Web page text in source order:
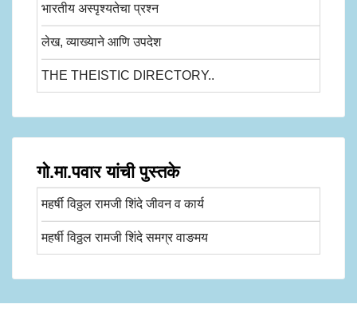
भारतीय अस्पृश्यतेचा प्रश्न
लेख, व्याख्याने आणि उपदेश
THE THEISTIC DIRECTORY..
गो.मा.पवार यांची पुस्तके
महर्षी विठ्ठल रामजी शिंदे जीवन व कार्य
महर्षी विठ्ठल रामजी शिंदे समग्र वाङमय